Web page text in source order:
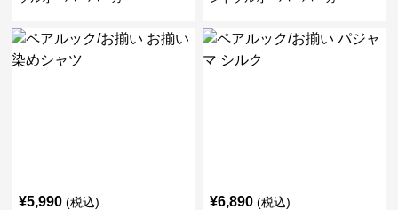
¥5,990 (税込) ¥6,890 (税込)